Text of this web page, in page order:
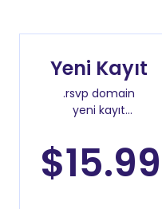
Yeni Kayıt
.rsvp domain
yeni kayıt
$15.99